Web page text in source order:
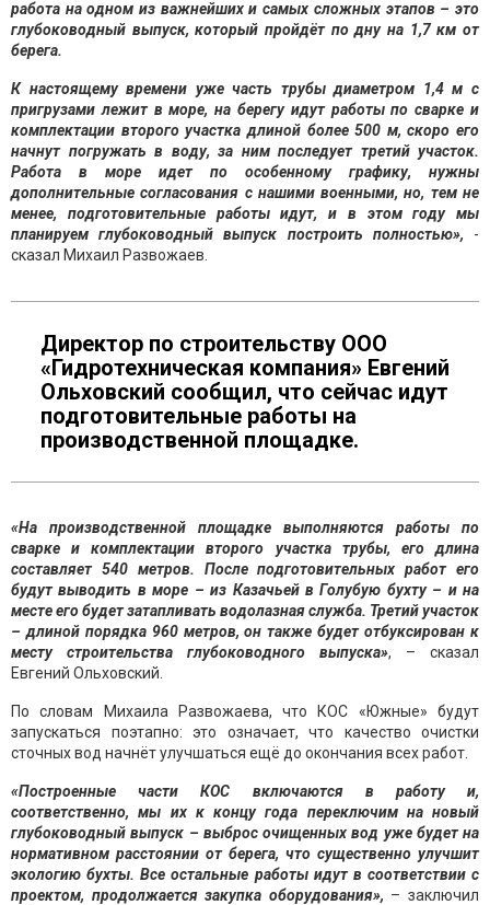
работа на одном из важнейших и самых сложных этапов – это
глубоководный выпуск, который пройдёт по дну на 1,7 км от
берега.
К настоящему времени уже часть трубы диаметром 1,4 м с
пригрузами лежит в море, на берегу идут работы по сварке и
комплектации второго участка длиной более 500 м, скоро его
начнут погружать в воду, за ним последует третий участок.
Работа в море идет по особенному графику, нужны
дополнительные согласования с нашими военными, но, тем не
менее, подготовительные работы идут, и в этом году мы
планируем глубоководный выпуск построить полностью», -
сказал Михаил Развожаев.
Директор по строительству ООО
«Гидротехническая компания» Евгений
Ольховский сообщил, что сейчас идут
подготовительные работы на
производственной площадке.
«На производственной площадке выполняются работы по
сварке и комплектации второго участка трубы, его длина
составляет 540 метров. После подготовительных работ его
будут выводить в море – из Казачьей в Голубую бухту – и на
месте его будет затапливать водолазная служба. Третий участок
– длиной порядка 960 метров, он также будет отбуксирован к
месту строительства глубоководного выпуска», – сказал
Евгений Ольховский.
По словам Михаила Развожаева, что КОС «Южные» будут
запускаться поэтапно: это означает, что качество очистки
сточных вод начнёт улучшаться ещё до окончания всех работ.
«Построенные части КОС включаются в работу и,
соответственно, мы их к концу года переключим на новый
глубоководный выпуск – выброс очищенных вод уже будет на
нормативном расстоянии от берега, что существенно улучшит
экологию бухты. Все остальные работы идут в соответствии с
проектом, продолжается закупка оборудования», – заключил